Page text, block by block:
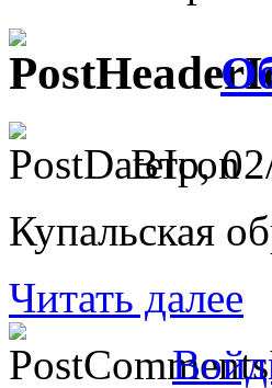
Втр,
Купальская
Читать далее